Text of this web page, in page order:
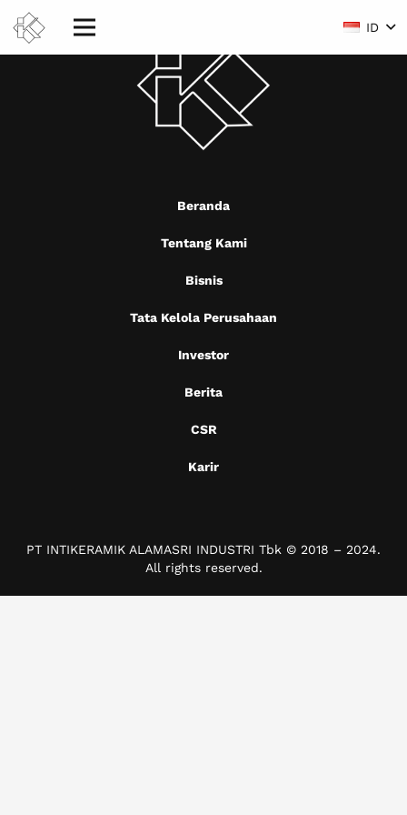
ID
Beranda
Tentang Kami
Bisnis
Tata Kelola Perusahaan
Investor
Berita
CSR
Karir
PT INTIKERAMIK ALAMASRI INDUSTRI Tbk © 2018 – 2024.
All rights reserved.